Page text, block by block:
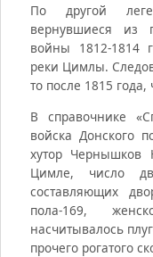
По другой
вернувшиеся из
войны 1812-1814
реки Цимлы.
то после 1815 года,
В справочнике
войска Донского
хутор Чернышков
Цимле, число
составляющих
пола-169,
насчитывалось
прочего рогатого